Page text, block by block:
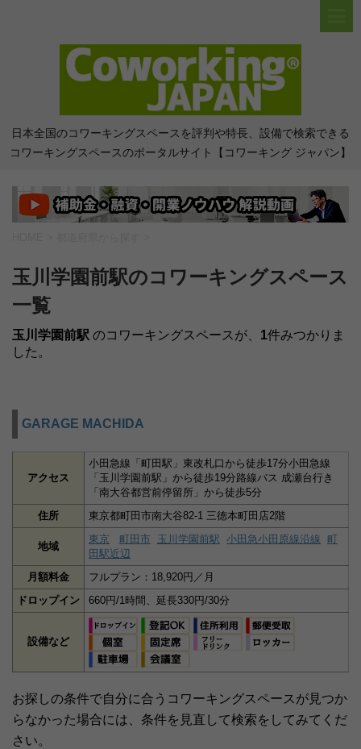
日本全国のコワーキングスペースを評判や特長、設備で検索できる
コワーキングスペースのポータルサイト【コワーキング ジャパン】
玉川学園前駅のコワーキングスペース
一覧
玉川学園前駅 のコワーキングスペースが、 1件みつかりま
した。
GARAGE MACHIDA
アクセス
小田急線「町田駅」東改札口から徒歩17分小田急線
「玉川学園前駅」から徒歩19分路線バス 成瀬台行き
「南大谷都営前停留所」から徒歩5分
住所
東京都町田市南大谷82-1 三徳本町田店2階
地域
東京 町田市 玉川学園前駅 小田急小田原線沿線
町
田駅近辺
月額料金
フルプラン：18,920円／月
ドロップイン
660円/1時間、延長330円/30分
設備など
お探しの条件で自分に合うコワーキングスペースが見つか
らなかった場合には、条件を見直して検索をしてみてくだ
さい。